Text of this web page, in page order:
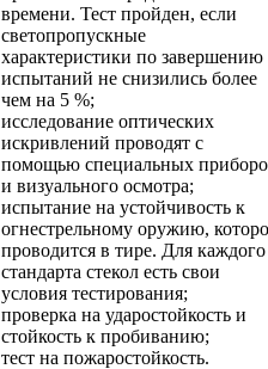
времени. Тест пройден, если
светопропускные
характеристики по завершению
испытаний не снизились более
чем на 5 %;
исследование оптических
искривлений проводят с
помощью специальных
и визуального осмотра;
испытание на устойчивость к
огнестрельному оружию,
проводится в тире. Для каждого
стандарта стекол есть свои
условия тестирования;
проверка на ударостойкость и
стойкость к пробиванию;
тест на пожаростойкость.